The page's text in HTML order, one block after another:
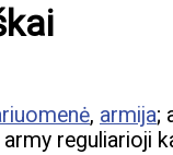
, armija;
reguliarioji